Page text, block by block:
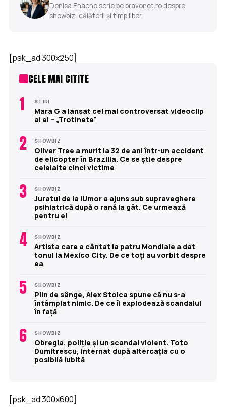
Denisa Enache scrie pe bravonet.ro despre
showbiz, călătorii și timp liber.
[psk_ad 300x250]
CELE MAI CITITE
1 STIRI
Mara G a lansat cel mai controversat videoclip
al ei – „Trotinete”
2 SHOWBIZ
Oliver Tree a murit la 32 de ani într-un accident
de elicopter în Brazilia. Ce se știe despre
celelalte cinci victime
3 SHOWBIZ
Juratul de la iUmor a ajuns sub supraveghere
psihiatrică după o rană la gât. Ce urmează
pentru el
4 SHOWBIZ
Artista care a cântat la patru Mondiale a dat
tonul la Mexico City. De ce toți au vorbit despre
ea
5 SHOWBIZ
Plin de sânge, Alex Stoica spune că nu s-a
întâmplat nimic. De ce îi explodează scandalul
în față
6 SHOWBIZ
Obregia, poliție și un scandal violent. Toto
Dumitrescu, internat după altercația cu o
posibilă iubită
[psk_ad 300x600]